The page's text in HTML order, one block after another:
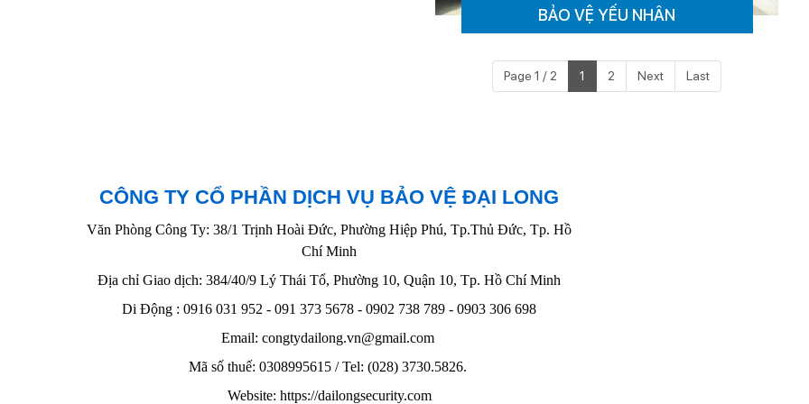
BẢO VỆ YẾU NHÂN
Page 1 / 2 1 2 Next Last
CÔNG TY CỔ PHẦN DỊCH VỤ BẢO VỆ ĐẠI LONG
Văn Phòng Công Ty: 38/1 Trịnh Hoài Đức, Phường Hiệp Phú, Tp.Thủ Đức, Tp. Hồ
Chí Minh
Địa chỉ Giao dịch: 384/40/9 Lý Thái Tổ, Phường 10, Quận 10, Tp. Hồ Chí Minh
Di Động : 0916 031 952 - 091 373 5678 - 0902 738 789 - 0903 306 698
Email: congtydailong.vn@gmail.com
Mã số thuế: 0308995615 / Tel: (028) 3730.5826.
Website: https://dailongsecurity.com